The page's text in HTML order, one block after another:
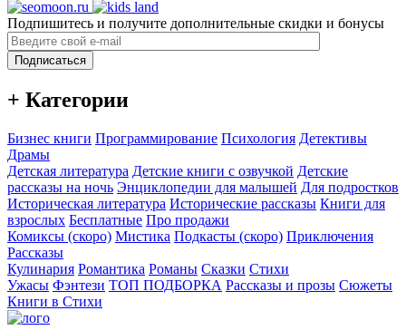
Подпишитесь и получите дополнительные скидки и бонусы
Подписаться
+ Категории
Бизнес книги Программирование Психология Детективы
Драмы
Детская литература Детские книги с озвучкой Детские
рассказы на ночь Энциклопедии для малышей Для подростков
Историческая литература Исторические рассказы Книги для
взрослых Бесплатные Про продажи
Комиксы (скоро) Мистика Подкасты (скоро) Приключения
Рассказы
Кулинария Романтика Романы Сказки Стихи
Ужасы Фэнтези ТОП ПОДБОРКА Рассказы и прозы Сюжеты
Книги в Стихи